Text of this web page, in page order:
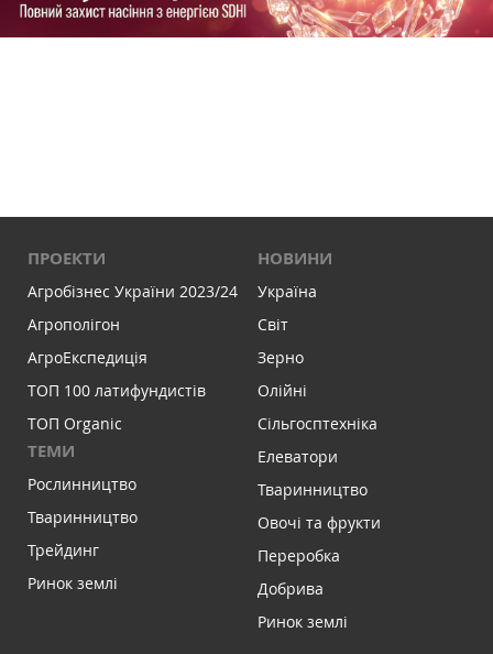
ПРОЕКТИ
Агробізнес України 2023/24
Агрополігон
АгроЕкспедиція
ТОП 100 латифундистів
ТОП Organic
ТЕМИ
Рослинництво
Тваринництво
Трейдинг
Ринок землі
НОВИНИ
Україна
Світ
Зерно
Олійні
Сільгосптехніка
Елеватори
Тваринництво
Овочі та фрукти
Переробка
Добрива
Ринок землі